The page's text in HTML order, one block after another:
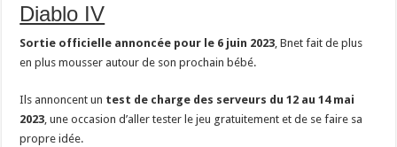
Diablo IV
Sortie officielle annoncée pour le 6 juin 2023 , Bnet fait de plus
en plus mousser autour de son prochain bébé.
Ils annoncent un test de charge des serveurs du 12 au 14 mai
2023 , une occasion d’aller tester le jeu gratuitement et de se faire sa
propre idée.